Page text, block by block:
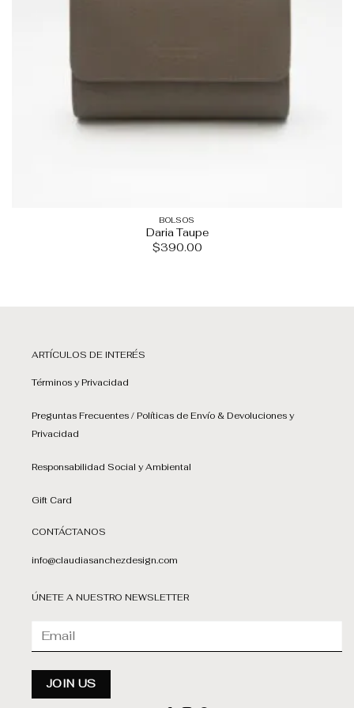
BOLSOS
Daria Taupe
$390.00
ARTÍCULOS DE INTERÉS
Términos y Privacidad
Preguntas Frecuentes / Políticas de Envío & Devoluciones y
Privacidad
Responsabilidad Social y Ambiental
Gift Card
CONTÁCTANOS
info@claudiasanchezdesign.com
ÚNETE A NUESTRO NEWSLETTER